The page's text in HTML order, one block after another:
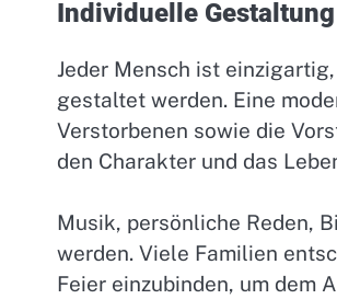
Individuelle
Jeder Mensch ist
gestaltet werden. Eine
Verstorbenen sowie die
den Charakter und das
Musik, persönliche Reden,
werden. Viele Familien
Feier einzubinden, um dem